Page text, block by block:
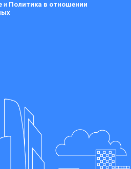
и Политика в отношении